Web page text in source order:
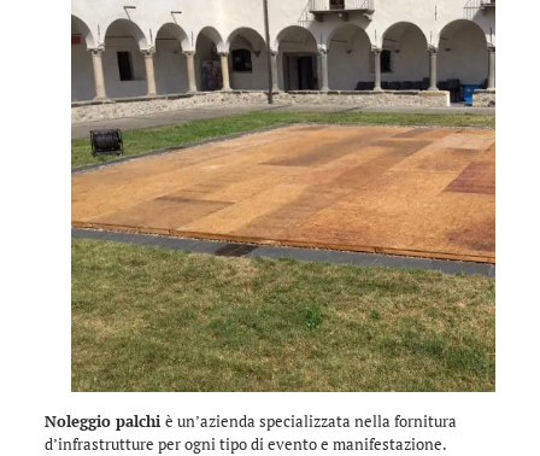
Noleggio palchi è un’azienda specializzata nella fornitura
d’infrastrutture per ogni tipo di evento e manifestazione.